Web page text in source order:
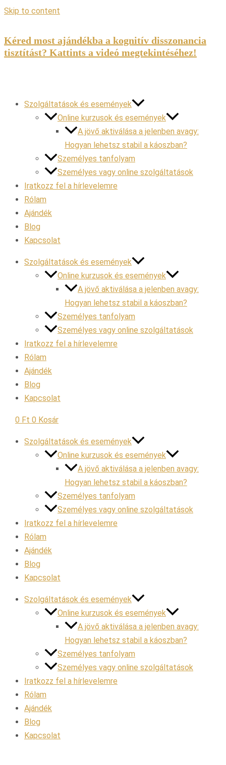
Skip to content
Kéred most ajándékba a kognitív disszonancia
tisztítást? Kattints a videó megtekintéséhez!
Szolgáltatások és események
Online kurzusok és események
A jövő aktiválása a jelenben avagy:
Hogyan lehetsz stabil a káoszban?
Személyes tanfolyam
Személyes vagy online szolgáltatások
Iratkozz fel a hírlevelemre
Rólam
Ajándék
Blog
Kapcsolat
Szolgáltatások és események
Online kurzusok és események
A jövő aktiválása a jelenben avagy:
Hogyan lehetsz stabil a káoszban?
Személyes tanfolyam
Személyes vagy online szolgáltatások
Iratkozz fel a hírlevelemre
Rólam
Ajándék
Blog
Kapcsolat
0 Ft 0 Kosár
Szolgáltatások és események
Online kurzusok és események
A jövő aktiválása a jelenben avagy:
Hogyan lehetsz stabil a káoszban?
Személyes tanfolyam
Személyes vagy online szolgáltatások
Iratkozz fel a hírlevelemre
Rólam
Ajándék
Blog
Kapcsolat
Szolgáltatások és események
Online kurzusok és események
A jövő aktiválása a jelenben avagy:
Hogyan lehetsz stabil a káoszban?
Személyes tanfolyam
Személyes vagy online szolgáltatások
Iratkozz fel a hírlevelemre
Rólam
Ajándék
Blog
Kapcsolat